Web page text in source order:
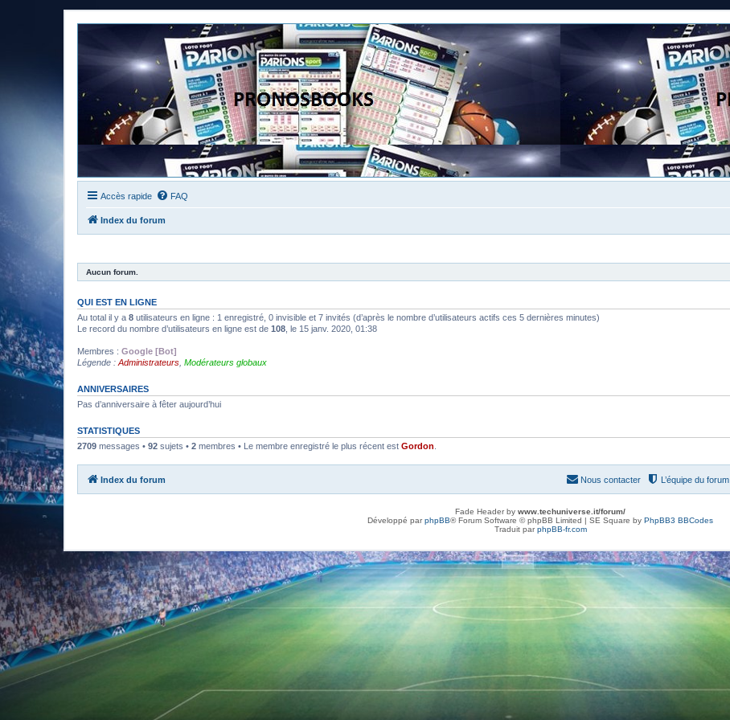
Accès rapide FAQ
Index du forum
Aucun forum.
QUI EST EN LIGNE
Au total il y a 8 utilisateurs en ligne : 1 enregistré, 0 invisible et 7 invités (d’après le nombre d’utilisateurs actifs ces 5 dernières minutes)
Le record du nombre d’utilisateurs en ligne est de 108 , le 15 janv. 2020, 01:38
Membres : Google [Bot]
Légende : Administrateurs Modérateurs globaux
ANNIVERSAIRES
Pas d’anniversaire à fêter aujourd’hui
STATISTIQUES
2709 messages • 92 sujets • 2 membres • Le membre enregistré le plus récent est Gordon
Index du forum L’équipe du forum
Nous contacter
Fade Header by www.techuniverse.it/forum/
Développé parphpBB® Forum Software © phpBB Limited | SE Square by PhpBB3 BBCodes
Traduit parphpBB-fr.com